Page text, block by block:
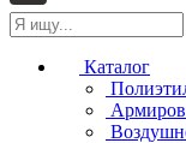
Каталог